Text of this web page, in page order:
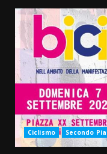
Ciclismo Secondo